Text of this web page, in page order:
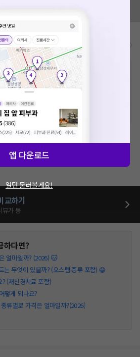
비급여/급여 진료란?
비용 등으로 실제 가격과 상이할 수 있으니, 정확
직접 문의해주세요.
험심사평가원에 고지되어 있는 급여 진료 기준 가
합적인 비용이 추가되어, 병원마다 금액이 다르게
니다.)
포함
교하기
뷰가 등
하다면?
얼마일까? (2026) 🐱
는 무엇이 있을까? (오스템 종류 포함) 😁
(재신경치료 포함)
떻게 되나요?
류별로 가격은 얼마일까?(2026)
앱 다운로드
일단 둘러볼게요!